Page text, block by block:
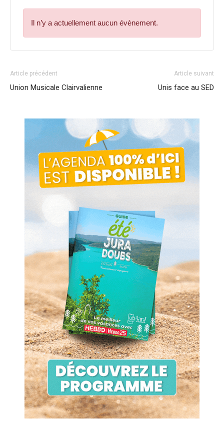
Il n’y a actuellement aucun évènement.
Article précédent
Union Musicale Clairvalienne
Article suivant
Unis face au SED